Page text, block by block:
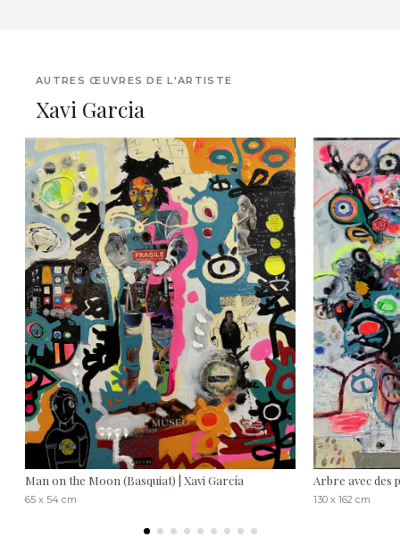
AUTRES ŒUVRES DE L'ARTISTE
Xavi Garcia
Man on the Moon (Basquiat) | Xavi García
65 x 54 cm
Arbre avec des
130 x 162 cm